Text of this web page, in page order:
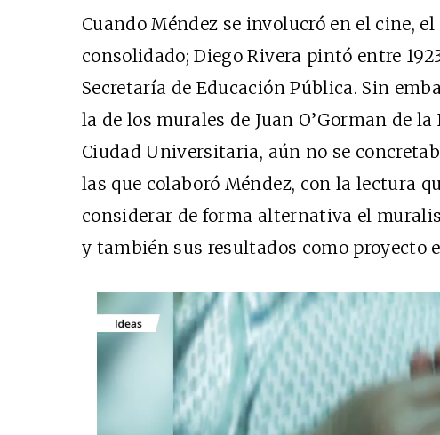
Cuando Méndez se involucró en el cine,
consolidado; Diego Rivera pintó entre
Secretaría de Educación Pública. Sin
la de los murales de Juan O’Gorman de
Ciudad Universitaria, aún no se
las que colaboró Méndez, con la lectura
considerar de forma alternativa el
y también sus resultados como proyecto